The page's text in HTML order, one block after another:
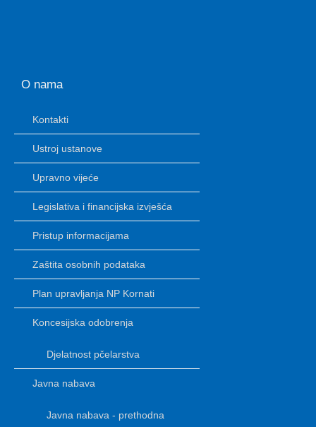
O nama
Kontakti
Ustroj ustanove
Upravno vijeće
Legislativa i financijska izvješća
Pristup informacijama
Zaštita osobnih podataka
Plan upravljanja NP Kornati
Koncesijska odobrenja
Djelatnost pčelarstva
Javna nabava
Javna nabava - prethodna